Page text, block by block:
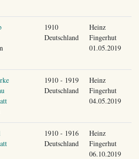
1910
Deutschland
Heinz
Fingerhut
01.05.2019
1910 - 1919
Deutschland
Heinz
Fingerhut
04.05.2019
1910 - 1916
Deutschland
Heinz
Fingerhut
06.10.2019